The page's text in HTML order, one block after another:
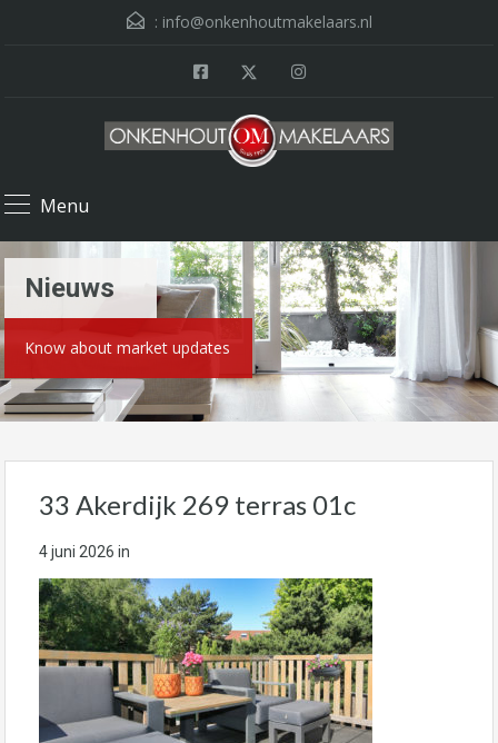
: info@onkenhoutmakelaars.nl
Menu
Nieuws
Know about market updates
33 Akerdijk 269 terras 01c
4 juni 2026 in